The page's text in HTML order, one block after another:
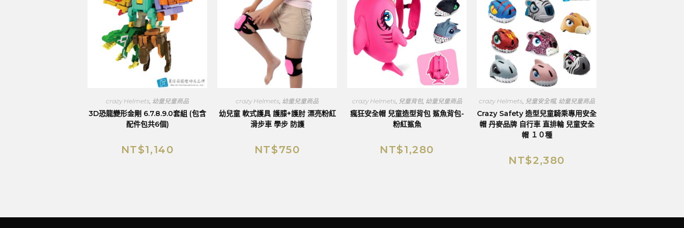
crazy Helmets 幼童兒童商品
3D恐龍變形金剛 6.7.8.9.0套組 (包含
配件包共6個)
NT$1,140
crazy Helmets 幼童兒童商品
幼兒童 軟式護具 護膝+護肘 漂亮粉紅
滑步車 學步 防護
NT$750
crazy Helmets 兒童背包, 幼童兒童商品
瘋狂安全帽 兒童造型背包 鯊魚背包-
粉紅鯊魚
NT$1,280
crazy Helmets 兒童安全帽, 幼童兒童商品
Crazy Safety 造型兒童騎乘專用安全
帽 丹麥品牌 自行車 直排輪 兒童安全
帽 １０種
NT$2,380